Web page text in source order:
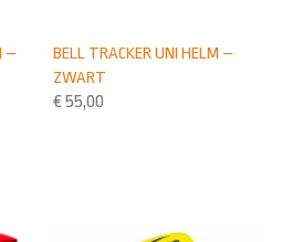
BELL TRACKER UNI HELM –
ZWART
€ 55,00
–